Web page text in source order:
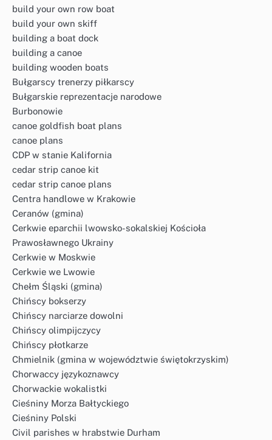
build your own row boat
build your own skiff
building a boat dock
building a canoe
building wooden boats
Bułgarscy trenerzy piłkarscy
Bułgarskie reprezentacje narodowe
Burbonowie
canoe goldfish boat plans
canoe plans
CDP w stanie Kalifornia
cedar strip canoe kit
cedar strip canoe plans
Centra handlowe w Krakowie
Ceranów (gmina)
Cerkwie eparchii lwowsko-sokalskiej Kościoła
Prawosławnego Ukrainy
Cerkwie w Moskwie
Cerkwie we Lwowie
Chełm Śląski (gmina)
Chińscy bokserzy
Chińscy narciarze dowolni
Chińscy olimpijczycy
Chińscy płotkarze
Chmielnik (gmina w województwie świętokrzyskim)
Chorwaccy językoznawcy
Chorwackie wokalistki
Cieśniny Morza Bałtyckiego
Cieśniny Polski
Civil parishes w hrabstwie Durham